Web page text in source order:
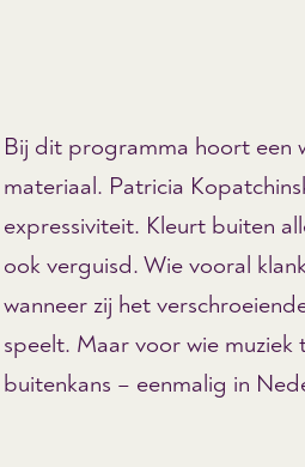
Bij dit programma hoort een
materiaal. Patricia
expressiviteit. Kleurt buiten
ook verguisd. Wie vooral
wanneer zij het
speelt. Maar voor wie
buitenkans – eenmalig in